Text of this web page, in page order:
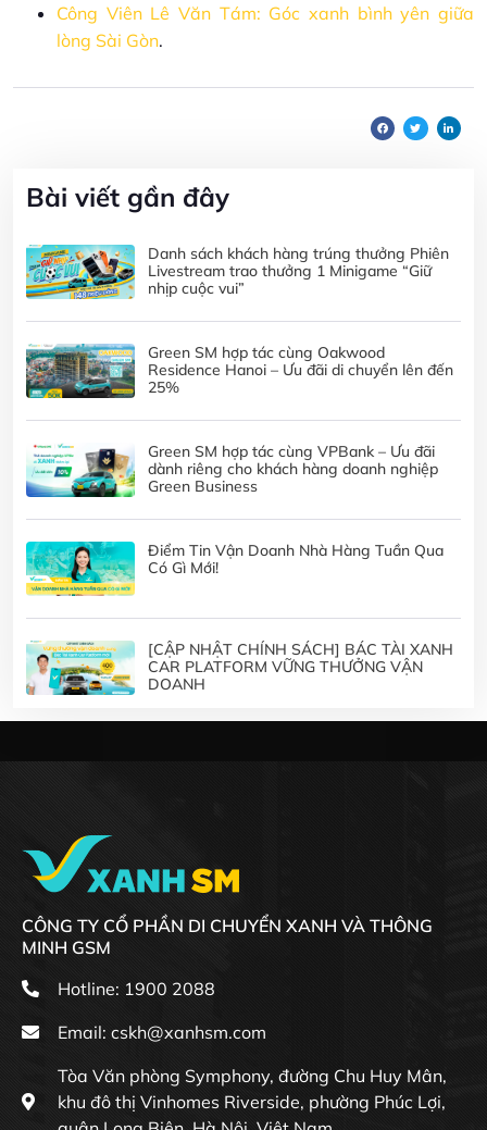
Công Viên Lê Văn Tám: Góc xanh bình yên giữa
lòng Sài Gòn.
Bài viết gần đây
Danh sách khách hàng trúng thưởng Phiên
Livestream trao thưởng 1 Minigame “Giữ
nhịp cuộc vui”
Green SM hợp tác cùng Oakwood
Residence Hanoi – Ưu đãi di chuyển lên đến
25%
Green SM hợp tác cùng VPBank – Ưu đãi
dành riêng cho khách hàng doanh nghiệp
Green Business
Điểm Tin Vận Doanh Nhà Hàng Tuần Qua
Có Gì Mới!
[CẬP NHẬT CHÍNH SÁCH] BÁC TÀI XANH
CAR PLATFORM VỮNG THƯỞNG VẬN
DOANH
CÔNG TY CỔ PHẦN DI CHUYỂN XANH VÀ THÔNG
MINH GSM
Hotline: 1900 2088
Email: cskh@xanhsm.com
Tòa Văn phòng Symphony, đường Chu Huy Mân,
khu đô thị Vinhomes Riverside, phường Phúc Lợi,